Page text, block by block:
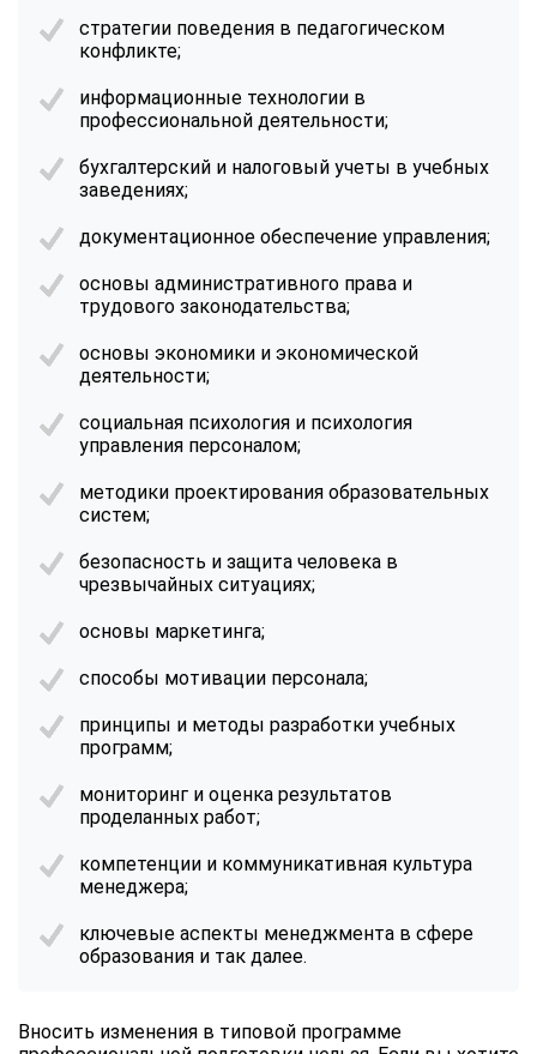
стратегии поведения в педагогическом
конфликте;
информационные технологии в
профессиональной деятельности;
бухгалтерский и налоговый учеты в учебных
заведениях;
документационное обеспечение управления;
основы административного права и
трудового законодательства;
основы экономики и экономической
деятельности;
социальная психология и психология
управления персоналом;
методики проектирования образовательных
систем;
безопасность и защита человека в
чрезвычайных ситуациях;
основы маркетинга;
способы мотивации персонала;
принципы и методы разработки учебных
программ;
мониторинг и оценка результатов
проделанных работ;
компетенции и коммуникативная культура
менеджера;
ключевые аспекты менеджмента в сфере
образования и так далее.
Вносить изменения в типовой программе